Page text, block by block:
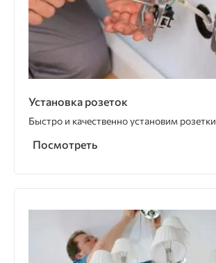
Установка розеток
Быстро и качественно установим розетки
Посмотреть